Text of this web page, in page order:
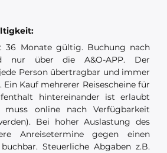
36 Monate gültig. Buchung nach
nur über die A&O-APP. Der
Person übertragbar und immer
Ein Kauf mehrerer Reisescheine für
hintereinander ist erlaubt
muss online nach Verfügbarkeit
Bei hoher Auslastung des
Anreisetermine gegen einen
Steuerliche Abgaben z.B.